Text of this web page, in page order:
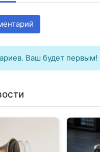
Ваш будет первым!